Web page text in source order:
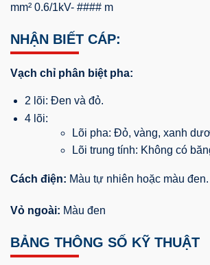
mm² 0.6/1kV- #### m
NHẬN BIẾT CÁP:
Vạch chỉ phân biệt pha:
2 lõi: Đen và đỏ.
4 lõi:
Lõi pha: Đỏ, vàng, xanh
Lõi trung tính: Không có
Cách điện: Màu tự nhiên hoặc màu đen.
Vỏ ngoài: Màu đen
BẢNG THÔNG SỐ KỸ THUẬT